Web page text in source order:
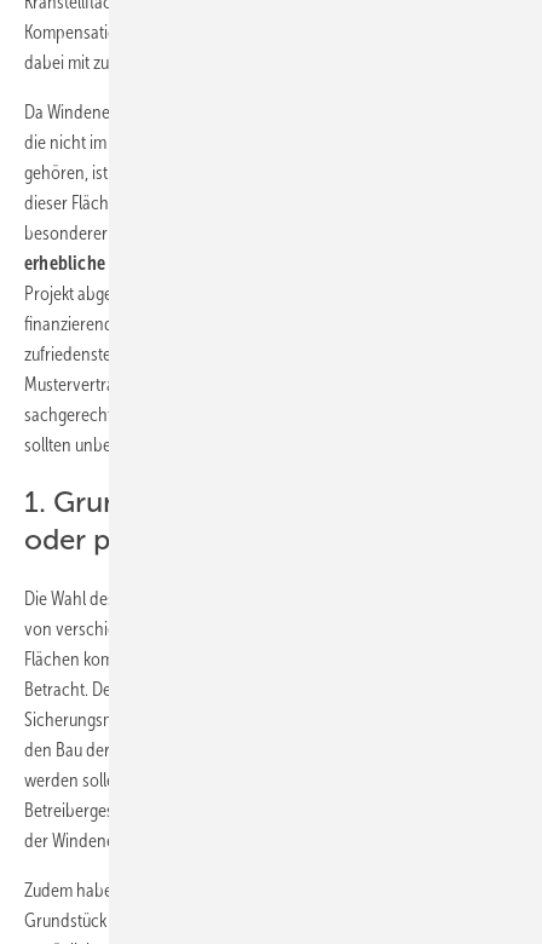
Kompensationsanlagen reichlich Flächen benötigt. Der Bedarf steigt
dabei mit zunehmender Größe des Windparks.
Da Windenergieanlagen vielfach auf Grundstücken errichtet werden,
die nicht im Eigentum des Betreibers stehen, sondern einem Dritten
gehören, ist die
dieser Flächen bei der Planung und Errichtung von Windparks von
besonderer Bedeutung. Bei der Gestaltung dieser Verträge bestehen
erhebliche Spielräume
Projekt abgestimmt, entstehen sachgerechte Verträge, die auch eine
finanzierende Bank oder den Erwerber eines Windparks
zufriedenstellen. Der Teufel steckt dabei wie so oft im Detail. Ein
Mustervertrag wird deshalb nur sehr selten für den Einzelfall
sachgerechte Regelungen beinhalten. Die
sollten unbedingt vor Vertragsabschluss berücksichtigt werden:
1. Grundstücke für Windpark kaufen
oder pachten?
Die Wahl des geeigneten Vertrags zur Grundstückssicherung hängt
von verschiedenen Faktoren ab. Für die Sicherung der zu nutzenden
Flächen kommen bei privaten Eigentümern der Kauf oder die Pacht in
Betracht. Der
Sicherungsmittel. Er kommt zum Beispiel dann in Betracht, wenn für
den Bau der Windenergieanlagen nur wenige Flurstücke genutzt
werden sollen. Zu bedenken ist bei einem Kauf jedoch, dass die
Betreibergesellschaft das Grundstück nach Beendigung des Betriebs
der Windenergieanlage im Regelfall wieder veräußern muss.
Zudem haben die Eigentümer häufig kein Interesse, sich von ihrem
Grundstück dauerhaft zu trennen. Die